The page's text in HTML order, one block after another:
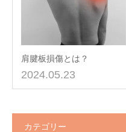
肩腱板損傷とは？
2024.05.23
カテゴリー